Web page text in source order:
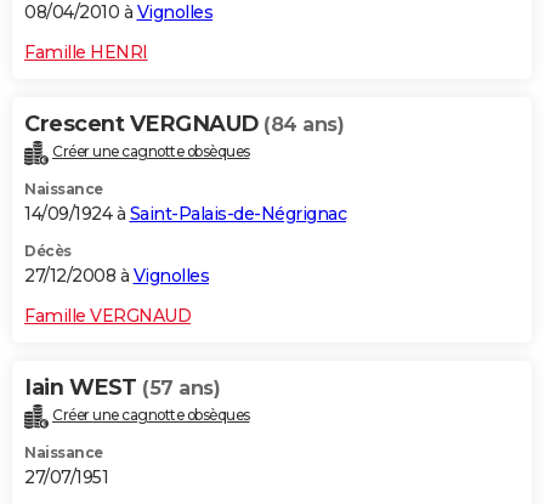
08/04/2010 à Vignolles
Famille HENRI
Crescent VERGNAUD (84 ans)
Créer une cagnotte obsèques
Naissance
14/09/1924 à Saint-Palais-de-Négrignac
Décès
27/12/2008 à Vignolles
Famille VERGNAUD
Iain WEST (57 ans)
Créer une cagnotte obsèques
Naissance
27/07/1951